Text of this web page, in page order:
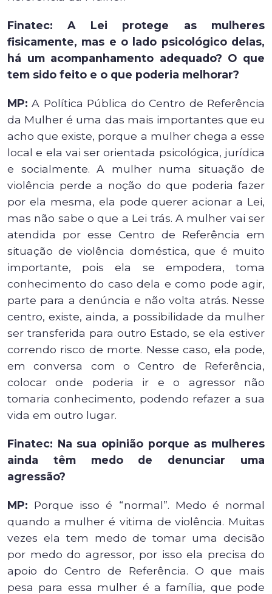
Finatec: A Lei protege as mulheres
fisicamente, mas e o lado psicológico delas,
há um acompanhamento adequado? O que
tem sido feito e o que poderia melhorar?
MP:A Política Pública do Centro de Referência
da Mulher é uma das mais importantes que eu
acho que existe, porque a mulher chega a esse
local e ela vai ser orientada psicológica, jurídica
e socialmente. A mulher numa situação de
violência perde a noção do que poderia fazer
por ela mesma, ela pode querer acionar a Lei,
mas não sabe o que a Lei trás. A mulher vai ser
atendida por esse Centro de Referência em
situação de violência doméstica, que é muito
importante, pois ela se empodera, toma
conhecimento do caso dela e como pode agir,
parte para a denúncia e não volta atrás. Nesse
centro, existe, ainda, a possibilidade da mulher
ser transferida para outro Estado, se ela estiver
correndo risco de morte. Nesse caso, ela pode,
em conversa com o Centro de Referência,
colocar onde poderia ir e o agressor não
tomaria conhecimento, podendo refazer a sua
vida em outro lugar.
Finatec: Na sua opinião porque as mulheres
ainda têm medo de denunciar uma
agressão?
MP: Porque isso é “normal”. Medo é normal
quando a mulher é vitima de violência. Muitas
vezes ela tem medo de tomar uma decisão
por medo do agressor, por isso ela precisa do
apoio do Centro de Referência. O que mais
pesa para essa mulher é a família, que pode